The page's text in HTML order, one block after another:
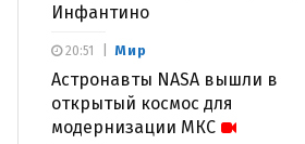
Инфантино
Мир
Астронавты NASA вышли в
открытый космос для
модернизации МКС
20:51